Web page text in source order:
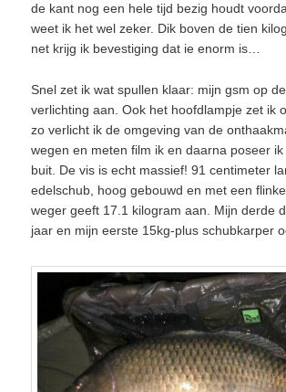
de kant nog een hele tijd bezig houdt
weet ik het wel zeker. Dik boven de tien
net krijg ik bevestiging dat ie enorm is…
Snel zet ik wat spullen klaar: mijn gsm op
verlichting aan. Ook het hoofdlampje zet ik
zo verlicht ik de omgeving van de
wegen en meten film ik en daarna poseer
buit. De vis is echt massief! 91 centimeter
edelschub, hoog gebouwd en met een
weger geeft 17.1 kilogram aan. Mijn derde
jaar en mijn eerste 15kg-plus schubkarper